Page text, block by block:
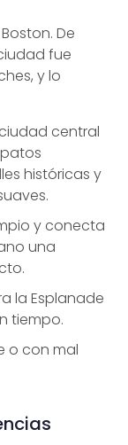
De
fue
y lo
central
históricas y
y conecta
una
la Esplanade
tiempo.
o con mal